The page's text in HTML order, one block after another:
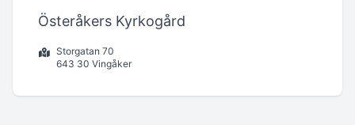
Österåkers Kyrkogård
Storgatan 70
643 30 Vingåker